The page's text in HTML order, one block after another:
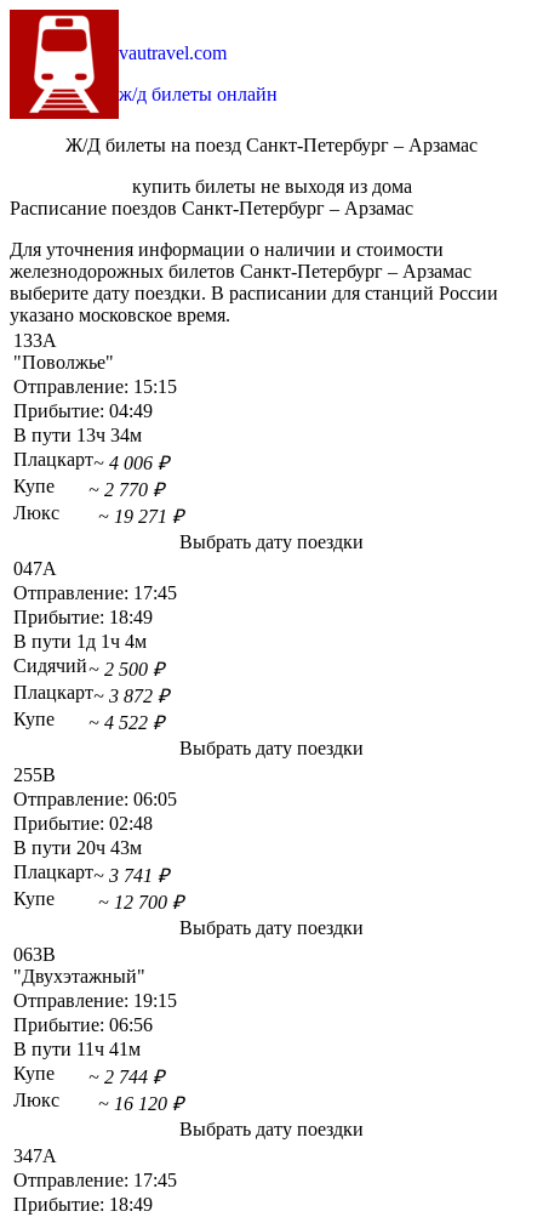
vautravel.com
ж/д билеты онлайн
Ж/Д билеты на поезд Санкт-Петербург – Арзамас
купить билеты не выходя из дома
Расписание поездов Санкт-Петербург – Арзамас
Для уточнения информации о наличии и стоимости
железнодорожных билетов Санкт-Петербург – Арзамас
выберите дату поездки. В расписании для станций России
указано московское время.
133А
"Поволжье"
Отправление: 15:15
Прибытие: 04:49
В пути 13ч 34м
Плацкарт~ 4 006 ₽
Купе
~ 2 770 ₽
Люкс
~ 19 271 ₽
Выбрать дату поездки
047А
Отправление: 17:45
Прибытие: 18:49
В пути 1д 1ч 4м
Сидячий~ 2 500 ₽
Плацкарт~ 3 872 ₽
Купе
~ 4 522 ₽
Выбрать дату поездки
255В
Отправление: 06:05
Прибытие: 02:48
В пути 20ч 43м
Плацкарт~ 3 741 ₽
Купе
~ 12 700 ₽
Выбрать дату поездки
063В
"Двухэтажный"
Отправление: 19:15
Прибытие: 06:56
В пути 11ч 41м
Купе
~ 2 744 ₽
Люкс
~ 16 120 ₽
Выбрать дату поездки
347А
Отправление: 17:45
Прибытие: 18:49